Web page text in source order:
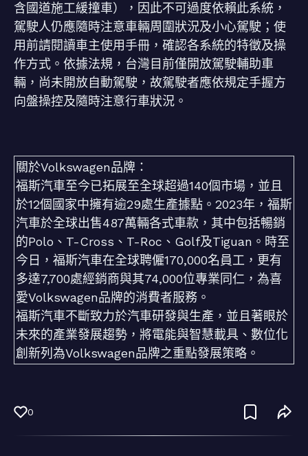
含國道施工緩撞車），因此不可過度依賴此系統，
駕駛人仍應隨時注意車輛周圍狀況及小心駕駛；使
用前請閱讀車主使用手冊，確認各系統的特徵及操
作方式。依據法規，台灣目前僅開放駕駛輔助車
輛，尚未開放自動駕駛，故駕駛者應依規定手握方
向盤操控及隨時注意行車狀況。
關於Volkswagen品牌：
福斯汽車至今已拓展至全球超過140個市場，並且
於12個國家中擁有逾29處生產據點。2023年，福斯
汽車於全球出售487萬輛各式車款，其中包括暢銷
的Polo、T-Cross、T-Roc、Golf及Tiguan。時至
今日，福斯汽車在全球聘僱170,000名員工，更有
多達7,700處經銷商與其74,000位專業同仁，為喜
愛Volkswagen品牌的消費者服務。
福斯汽車不斷致力於汽車研發與生產，並且著眼於
未來的產業發展趨勢，將電能與智慧載具、數位化
創新列為Volkswagen品牌之重點發展策略。
0